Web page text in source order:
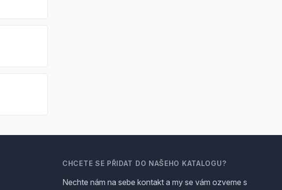
CHCETE SE PŘIDAT DO NAŠEHO KATALOGU?
Nechte nám na sebe kontakt a my se vám ozveme s